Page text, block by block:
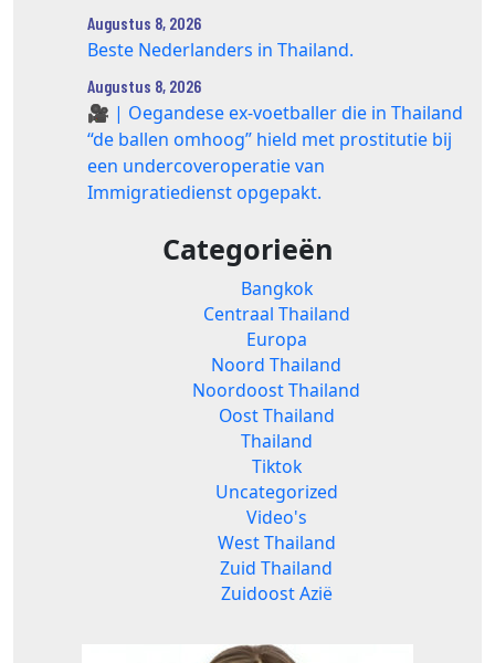
Augustus 8, 2026
Beste Nederlanders in Thailand.
Augustus 8, 2026
🎥 | Oegandese ex-voetballer die in Thailand
“de ballen omhoog” hield met prostitutie bij
een undercoveroperatie van
Immigratiedienst opgepakt.
Categorieën
Bangkok
Centraal Thailand
Europa
Noord Thailand
Noordoost Thailand
Oost Thailand
Thailand
Tiktok
Uncategorized
Video's
West Thailand
Zuid Thailand
Zuidoost Azië